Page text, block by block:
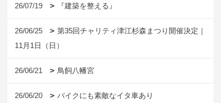
26/07/19 『建築を整える』
26/06/25
第35回チャリティ津江杉森まつり開催決定｜
11月1日（日）
26/06/21 鳥飼八幡宮
26/06/20 バイクにも素敵なイタ車あり